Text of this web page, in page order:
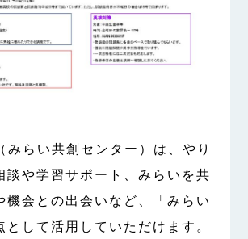
らい共創センター）は、やり
談や学習サポート、みらいを共
機会との出会いなど、「みらい
として活用していただけます。